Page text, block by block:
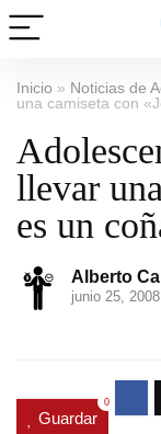
Inicio » Noticias de
una camiseta con
llevar
es un
Alberto
junio 25, 2008
Guardar
0